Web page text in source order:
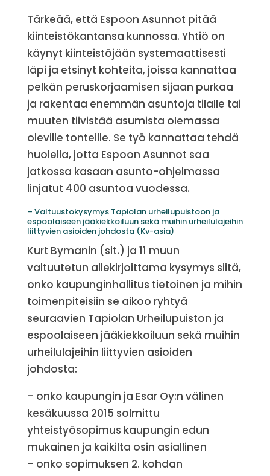
Tärkeää, että Espoon Asunnot pitää
kiinteistökantansa kunnossa. Yhtiö on
käynyt kiinteistöjään systemaattisesti
läpi ja etsinyt kohteita, joissa kannattaa
pelkän peruskorjaamisen sijaan purkaa
ja rakentaa enemmän asuntoja tilalle tai
muuten tiivistää asumista olemassa
oleville tonteille. Se työ kannattaa tehdä
huolella, jotta Espoon Asunnot saa
jatkossa kasaan asunto-ohjelmassa
linjatut 400 asuntoa vuodessa.
– Valtuustokysymys Tapiolan urheilupuistoon ja
espoolaiseen jääkiekkoiluun sekä muihin urheilulajeihin
liittyvien asioiden johdosta (Kv-asia)
Kurt Bymanin (sit.) ja 11 muun
valtuutetun allekirjoittama kysymys siitä,
onko kaupunginhallitus tietoinen ja mihin
toimenpiteisiin se aikoo ryhtyä
seuraavien Tapiolan Urheilupuiston ja
espoolaiseen jääkiekkoiluun sekä muihin
urheilulajeihin liittyvien asioiden
johdosta:
– onko kaupungin ja Esar Oy:n välinen
kesäkuussa 2015 solmittu
yhteistyösopimus kaupungin edun
mukainen ja kaikilta osin asiallinen
– onko sopimuksen 2. kohdan